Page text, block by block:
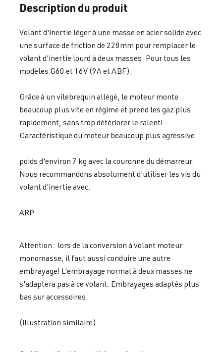
Description du produit
Volant d'inertie léger à une masse en acier solide avec
une surface de friction de 228mm pour remplacer le
volant d'inertie lourd à deux masses. Pour tous les
modèles G60 et 16V (9A et ABF).
Grâce à un vilebrequin allégé, le moteur monte
beaucoup plus vite en régime et prend les gaz plus
rapidement, sans trop détériorer le ralenti.
Caractéristique du moteur beaucoup plus agressive.
poids d'environ 7 kg avec la couronne du démarreur.
Nous recommandons absolument d'utiliser les vis du
volant d'inertie avec.
ARP
Attention : lors de la conversion à volant moteur
monomasse, il faut aussi conduire une autre
embrayage! L'embrayage normal à deux masses ne
s'adaptera pas à ce volant. Embrayages adaptés plus
bas sur accessoires.
(illustration similaire)